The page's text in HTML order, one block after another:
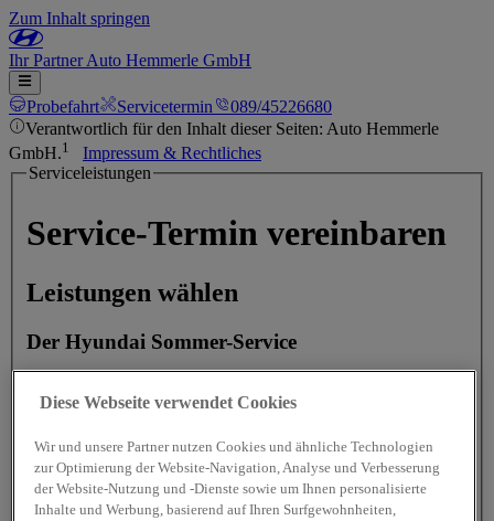
Zum Inhalt springen
IhrPartnerAuto Hemmerle GmbH
Probefahrt Servicetermin
089/45226680
Verantwortlich für den Inhalt dieser Seiten: Auto Hemmerle
GmbH.1
Impressum & Rechtliches
Serviceleistungen
Service-Termin vereinbaren
Leistungen wählen
Der Hyundai Sommer-Service
Bremsen-Check - Preis auf Anfrage
Diese Webseite verwendet Cookies
Wir und unsere Partner nutzen Cookies und ähnliche Technologien
zur Optimierung der Website-Navigation, Analyse und Verbesserung
der Website-Nutzung und -Dienste sowie um Ihnen personalisierte
Inhalte und Werbung, basierend auf Ihren Surfgewohnheiten,